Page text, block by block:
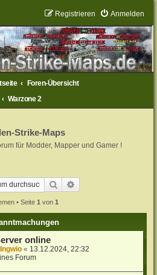
Anmelden
Registrieren
Foren-Übersicht
Warzone 2
Strike-Maps
für Modder, Mapper und Gamer !
Suche
• Seite 1 von 1
online
Ingwio « 13.12.2024, 22:32
Forum